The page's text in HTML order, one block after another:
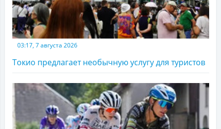
03:17, 7 августа 2026
Токио предлагает необычную услугу для туристов